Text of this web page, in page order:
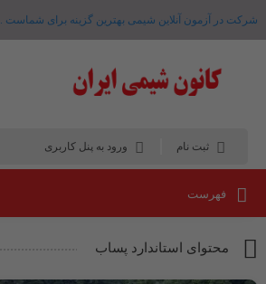
شرکت در آزمون آنلاین شیمی بهترین گزینه برای شماست .
ثبت نام ورود به پنل کاربری
فهرست
محتوای استاندارد پساب